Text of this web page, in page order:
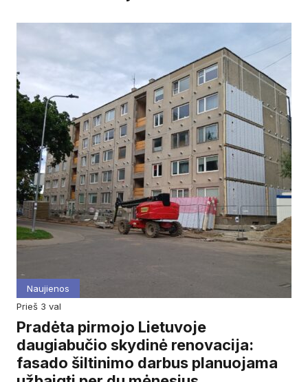
Naujienos
prieš 3 val
Pradėta pirmojo Lietuvoje
daugiabučio skydinė renovacija:
fasado šiltinimo darbus planuojama